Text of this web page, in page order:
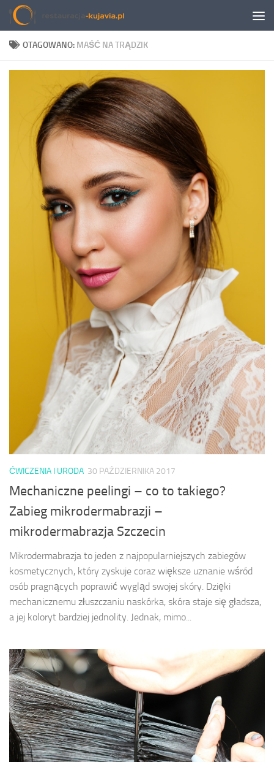
Przeskocz do treści
OTAGOWANO: MAŚĆ NA TRĄDZIK
ĆWICZENIA I URODA 30 PAŹDZIERNIKA 2017
Mechaniczne peelingi – co to takiego?
Zabieg mikrodermabrazji –
mikrodermabrazja Szczecin
Mikrodermabrazja to jeden z najpopularniejszych zabiegów
kosmetycznych, który zyskuje coraz większe uznanie wśród
osób pragnących poprawić wygląd swojej skóry. Dzięki
mechanicznemu złuszczaniu naskórka, skóra staje się gładsza,
a jej koloryt bardziej jednolity. Jednak, mimo...